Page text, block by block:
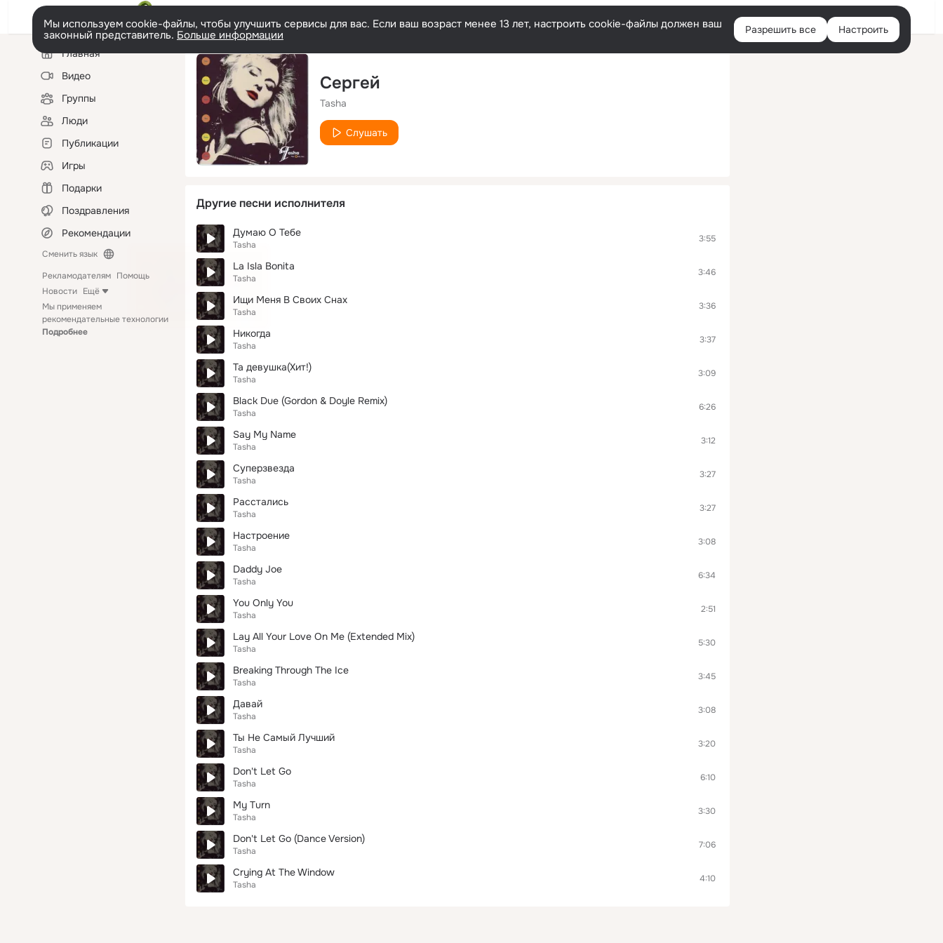
Войти
Мы используем cookie-файлы, чтобы улучшить сервисы для вас. Если ваш возраст менее 13 лет, настроить cookie-файлы должен ваш
законный представитель. Больше информации Разрешить все Настроить
Левая
колонкаГлавная
Видео
Группы
Люди
Публикации
Игры
Подарки
Поздравления
Рекомендации
Сменить язык
Рекламодателям Помощь
Новости Ещё
Мы применяем
рекомендательные технологии
Подробнее
Сергей
Tasha
Слушать
Другие песни исполнителя
Думаю О Тебе
Tasha
3:55
La Isla Bonita
Tasha
3:46
Ищи Меня В Своих Снах
Tasha
3:36
Никогда
Tasha
3:37
Та девушка(Хит!)
Tasha
3:09
Black Due (Gordon & Doyle Remix)
Tasha
6:26
Say My Name
Tasha
3:12
Суперзвезда
Tasha
3:27
Расстались
Tasha
3:27
Настроение
Tasha
3:08
Daddy Joe
Tasha
6:34
You Only You
Tasha
2:51
Lay All Your Love On Me (Extended Mix)
Tasha
5:30
Breaking Through The Ice
Tasha
3:45
Давай
Tasha
3:08
Ты Не Самый Лучший
Tasha
3:20
Don't Let Go
Tasha
6:10
My Turn
Tasha
3:30
Don't Let Go (Dance Version)
Tasha
7:06
Crying At The Window
Tasha
4:10